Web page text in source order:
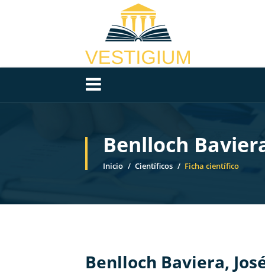
Benlloch
Inicio Científicos Ficha científico
Benlloch Baviera,